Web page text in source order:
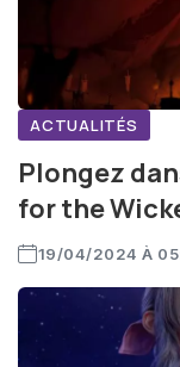
ACTUALITÉS
Plongez
for the
19/04/2024 À